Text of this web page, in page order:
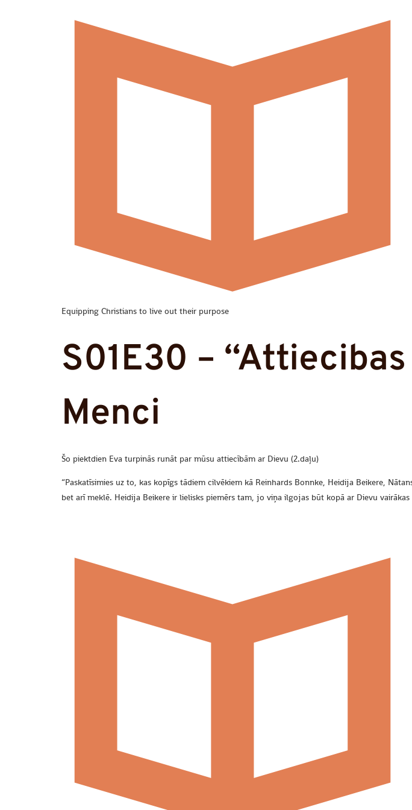
Equipping Christians to live out their purpose
S01E30 –
Menci
Šo piektdien Eva turpinās runāt par mūsu attiecībām ar Dievu (2.daļu)
“Paskatīsimies uz to, kas kopīgs tādiem cilvēkiem kā Reinhards Bonnke, Heidija Beikere,
bet arī meklē. Heidija Beikere ir lielisks piemērs tam, jo viņa ilgojas būt kopā ar Dievu vairākas